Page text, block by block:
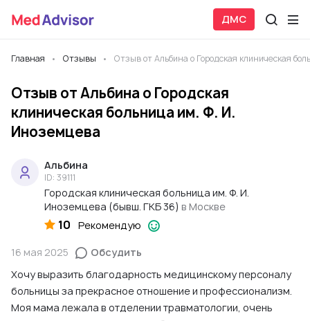
ДМС
Главная Отзывы Отзыв от Альбина о Городская клиническая
Отзыв от Альбина о Городская
клиническая больница им. Ф. И.
Иноземцева
Альбина
ID: 39111
Городская клиническая больница им. Ф. И.
Иноземцева (бывш. ГКБ 36) в Москве
10 Рекомендую
16 мая 2025
Обсудить
Хочу выразить благодарность медицинскому персоналу
больницы за прекрасное отношение и профессионализм.
Моя мама лежала в отделении травматологии, очень